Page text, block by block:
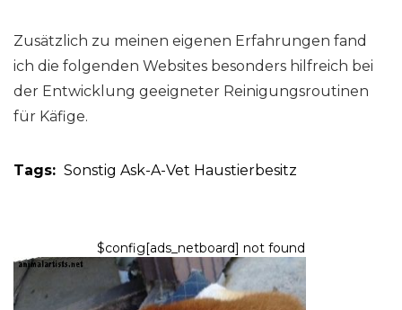
Zusätzlich zu meinen eigenen Erfahrungen fand
ich die folgenden Websites besonders hilfreich bei
der Entwicklung geeigneter Reinigungsroutinen
für Käfige.
Tags: Sonstig Ask-A-Vet Haustierbesitz
$config[ads_netboard] not found